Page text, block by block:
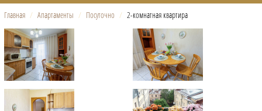
Главная / Апартаменты / Посуточно / 2-комнатная квартира